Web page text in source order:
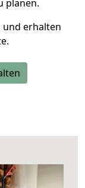
planen.
und erhalten